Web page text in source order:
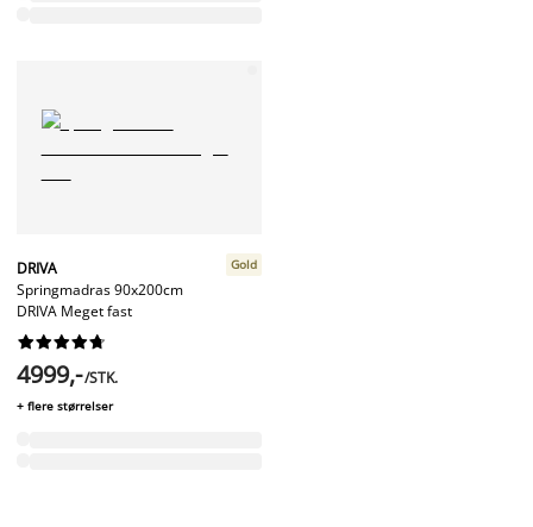
DRIVA
Springmadras 90x200cm
DRIVA Meget fast
Gold






4999,-/STK.
+ flere størrelser